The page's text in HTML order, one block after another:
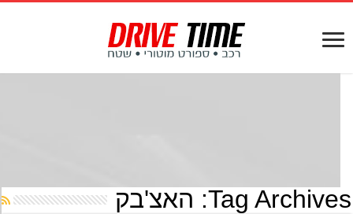
Tag האצ'בק